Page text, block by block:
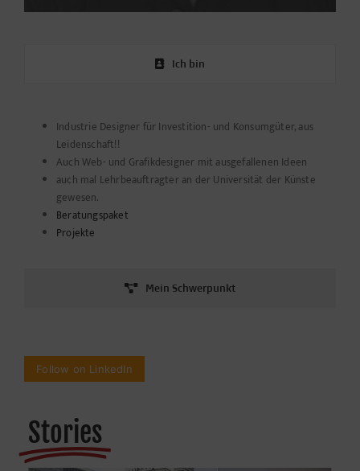
Ich bin
Industrie Designer für Investition- und Konsumgüter, aus
Leidenschaft!!
Auch Web- und Grafikdesigner mit ausgefallenen Ideen
auch mal Lehrbeauftragter an der Universität der Künste
gewesen.
Beratungspaket
Projekte
Mein Schwerpunkt
Follow on LinkedIn
Stories